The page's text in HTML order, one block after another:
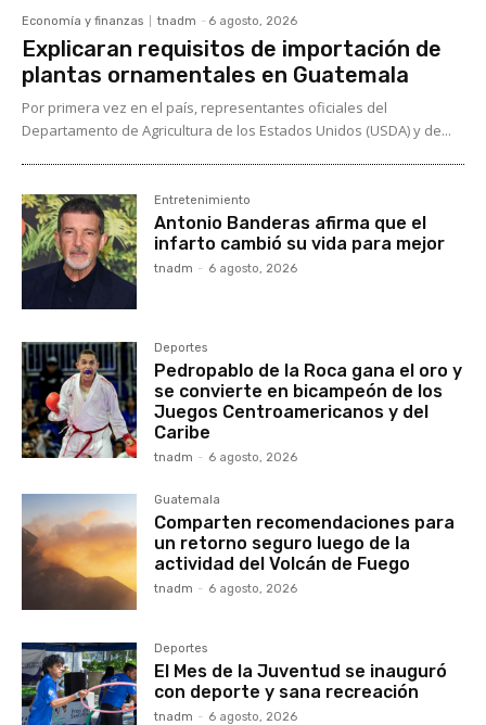
Economía y finanzas tnadm - 6 agosto, 2026
Explicaran requisitos de importación de
plantas ornamentales en Guatemala
Por primera vez en el país, representantes oficiales del
Departamento de Agricultura de los Estados Unidos (USDA) y de...
Entretenimiento
Antonio Banderas afirma que el
infarto cambió su vida para mejor
tnadm - 6 agosto, 2026
Deportes
Pedropablo de la Roca gana el oro y
se convierte en bicampeón de los
Juegos Centroamericanos y del
Caribe
tnadm - 6 agosto, 2026
Guatemala
Comparten recomendaciones para
un retorno seguro luego de la
actividad del Volcán de Fuego
tnadm - 6 agosto, 2026
Deportes
El Mes de la Juventud se inauguró
con deporte y sana recreación
tnadm - 6 agosto, 2026